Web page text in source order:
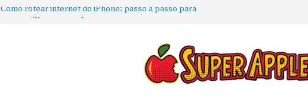
Como rotear internet do iPhone: passo a passo para
Como Usar os Cantos de Acesso Rápido no Mac
Como fechar rapidamente todas as janelas ou aplicativos
Como gravar tela do MacBook: passo a passo simples